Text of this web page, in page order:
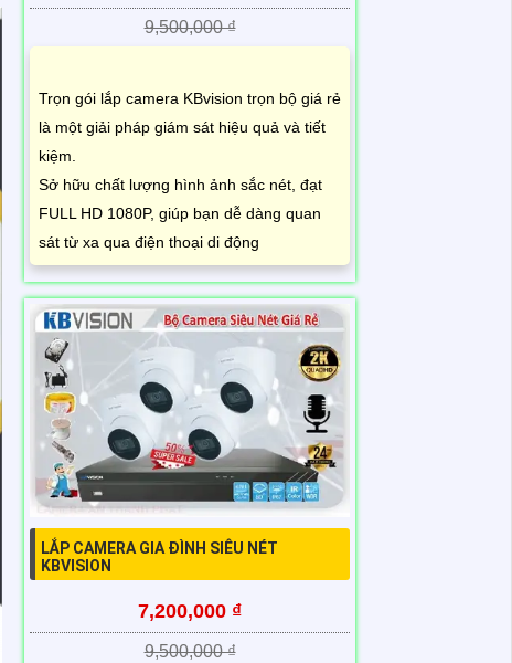
9,500,000 ₫
Trọn gói lắp camera KBvision trọn bộ giá rẻ
là một giải pháp giám sát hiệu quả và tiết
kiệm.
Sở hữu chất lượng hình ảnh sắc nét, đạt
FULL HD 1080P, giúp bạn dễ dàng quan
sát từ xa qua điện thoại di động
LẮP CAMERA GIA ĐÌNH SIÊU NÉT
KBVISION
7,200,000 ₫
9,500,000 ₫